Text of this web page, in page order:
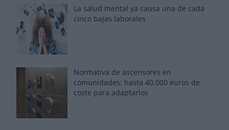
La salud mental ya causa una de cada
cinco bajas laborales
Normativa de ascensores en
comunidades: hasta 40.000 euros de
coste para adaptarlos